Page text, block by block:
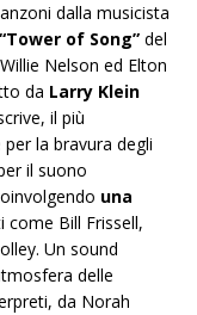
dalla musicista
“Tower of Song” del
Nelson ed Elton
da Larry Klein
il più
la bravura degli
il suono
una
Bill Frissell,
Un sound
delle
da Norah